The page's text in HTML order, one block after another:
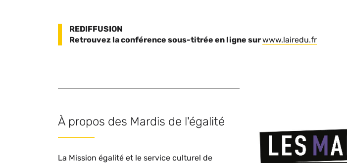
REDIFFUSION
Retrouvez la conférence sous-titrée en ligne surwww.lairedu.fr
À propos des Mardis de l'égalité
La Mission égalité et le service culturel de